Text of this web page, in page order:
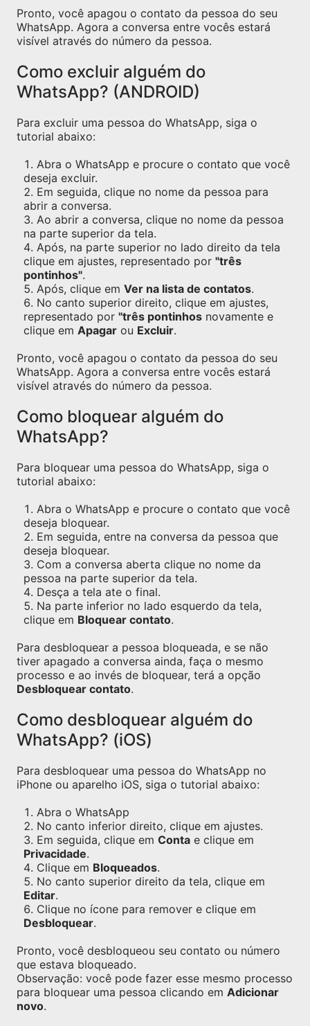
Pronto, você apagou o contato da pessoa do seu
WhatsApp. Agora a conversa entre vocês estará
visível através do número da pessoa.
Como excluir alguém do
WhatsApp? (ANDROID)
Para excluir uma pessoa do WhatsApp, siga o
tutorial abaixo:
Abra o WhatsApp e procure o contato que você
deseja excluir.
Em seguida, clique no nome da pessoa para
abrir a conversa.
Ao abrir a conversa, clique no nome da pessoa
na parte superior da tela.
Após, na parte superior no lado direito da tela
clique em ajustes, representado por "três
pontinhos".
Após, clique em Ver na lista de contatos.
No canto superior direito, clique em ajustes,
representado por "três pontinhos novamente e
clique em Apagar ou Excluir.
Pronto, você apagou o contato da pessoa do seu
WhatsApp. Agora a conversa entre vocês estará
visível através do número da pessoa.
Como bloquear alguém do
WhatsApp?
Para bloquear uma pessoa do WhatsApp, siga o
tutorial abaixo:
Abra o WhatsApp e procure o contato que você
deseja bloquear.
Em seguida, entre na conversa da pessoa que
deseja bloquear.
Com a conversa aberta clique no nome da
pessoa na parte superior da tela.
Desça a tela ate o final.
Na parte inferior no lado esquerdo da tela,
clique em Bloquear contato.
Para desbloquear a pessoa bloqueada, e se não
tiver apagado a conversa ainda, faça o mesmo
processo e ao invés de bloquear, terá a opção
Desbloquear contato.
Como desbloquear alguém do
WhatsApp? (iOS)
Para desbloquear uma pessoa do WhatsApp no
iPhone ou aparelho iOS, siga o tutorial abaixo:
Abra o WhatsApp
No canto inferior direito, clique em ajustes.
Em seguida, clique em Conta e clique em
Privacidade.
Clique em Bloqueados.
No canto superior direito da tela, clique em
Editar.
Clique no ícone para remover e clique em
Desbloquear.
Pronto, você desbloqueou seu contato ou número
que estava bloqueado.
Observação: você pode fazer esse mesmo processo
para bloquear uma pessoa clicando em Adicionar
novo.